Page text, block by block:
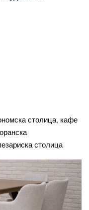
столица, кафе
столица